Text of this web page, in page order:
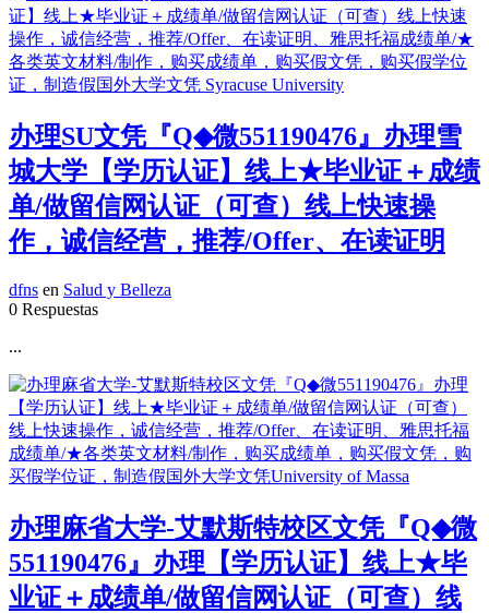
办理SU文凭『Q◆微551190476』办理雪
城大学【学历认证】线上★毕业证＋成绩
单/做留信网认证（可查）线上快速操
作，诚信经营，推荐/Offer、在读证明
dfns en Salud y Belleza
0 Respuestas
...
办理麻省大学-艾默斯特校区文凭『Q◆微
551190476』办理【学历认证】线上★毕
业证＋成绩单/做留信网认证（可查）线